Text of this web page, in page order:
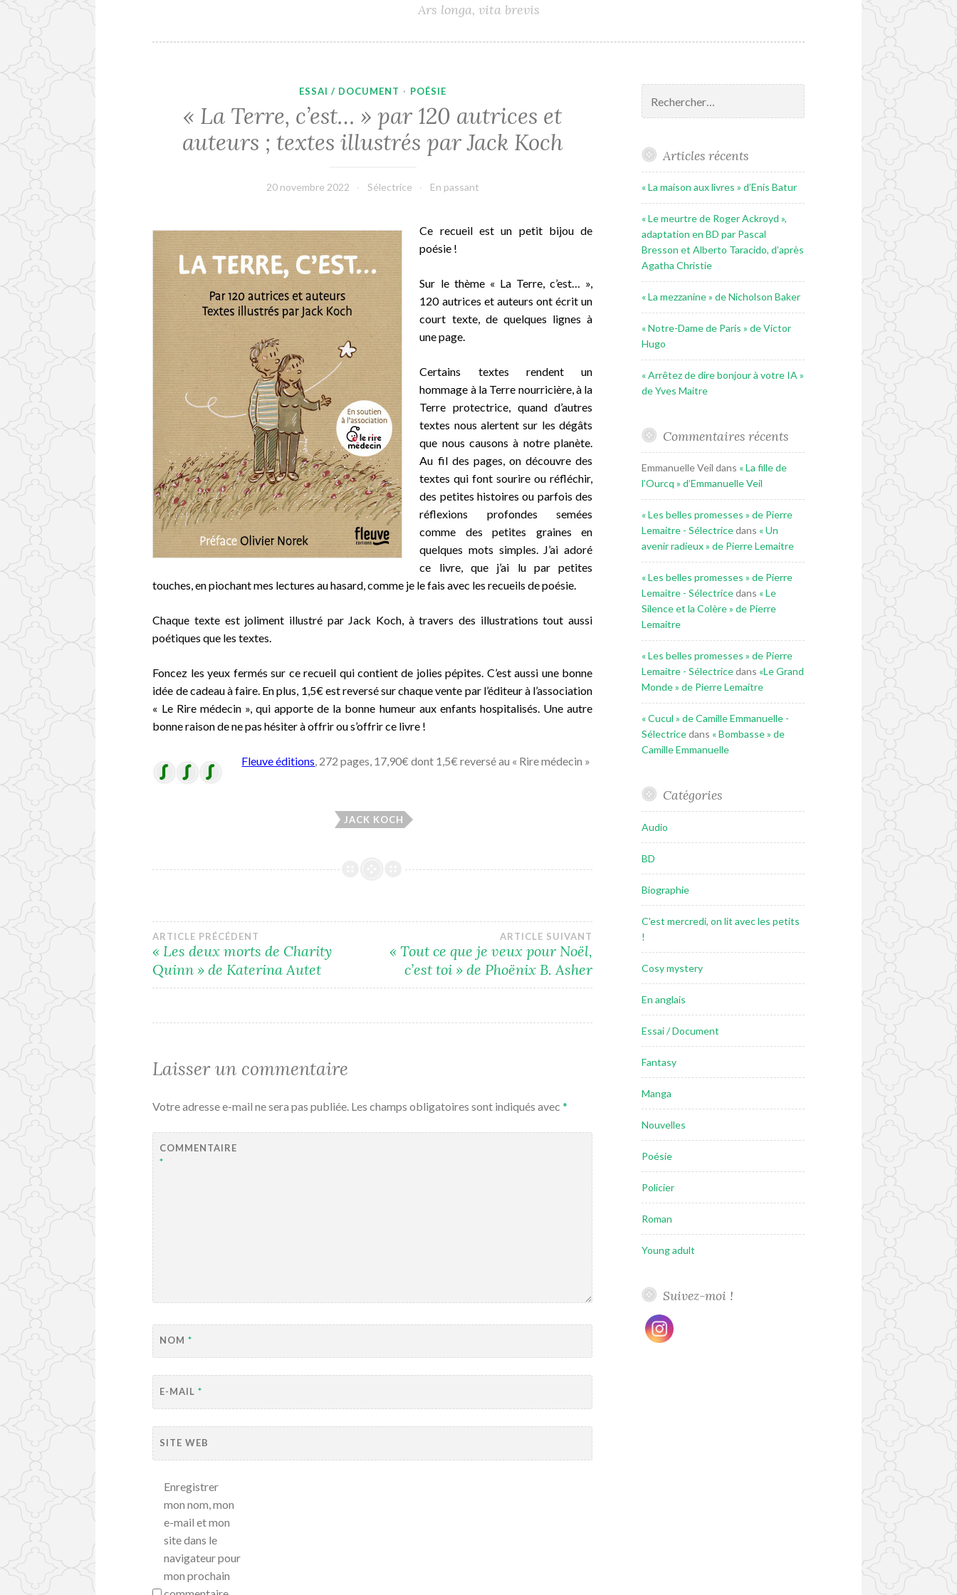
Ars longa, vita brevis
ESSAI / DOCUMENT · POÉSIE
« La Terre, c’est… » par 120 autrices et
auteurs ; textes illustrés par Jack Koch
20 novembre 2022 Sélectrice En passant
Ce recueil est un petit bijou de
poésie !
Sur le thème « La Terre, c’est… »,
120 autrices et auteurs ont écrit un
court texte, de quelques lignes à
une page.
Certains textes rendent un
hommage à la Terre nourricière, à la
Terre protectrice, quand d’autres
textes nous alertent sur les dégâts
que nous causons à notre planète.
Au fil des pages, on découvre des
textes qui font sourire ou réfléchir,
des petites histoires ou parfois des
réflexions profondes semées
comme des petites graines en
quelques mots simples. J’ai adoré
ce livre, que j’ai lu par petites
touches, en piochant mes lectures au hasard, comme je le fais avec les recueils de poésie.
Chaque texte est joliment illustré par Jack Koch, à travers des illustrations tout aussi
poétiques que les textes.
Foncez les yeux fermés sur ce recueil qui contient de jolies pépites. C’est aussi une bonne
idée de cadeau à faire. En plus, 1,5€ est reversé sur chaque vente par l’éditeur à l’association
« Le Rire médecin », qui apporte de la bonne humeur aux enfants hospitalisés. Une autre
bonne raison de ne pas hésiter à offrir ou s’offrir ce livre !
Fleuve éditions, 272 pages, 17,90€ dont 1,5€ reversé au « Rire médecin »
JACK KOCH
Navigation
de
ARTICLE PRÉCÉDENT
« Les deux morts de Charity
Quinn » de Katerina Autet
ARTICLE SUIVANT
« Tout ce que je veux pour Noël,
c’est toi » de Phoënix B. Asher
Laisser un commentaire
Votre adresse e-mail ne sera pas publiée. Les champs obligatoires sont indiqués avec*
COMMENTAIRE
*
NOM*
E-MAIL*
SITE WEB
Enregistrer
mon nom, mon
e-mail et mon
site dans le
navigateur pour
mon prochain
Articles récents
« La maison aux livres » d’Enis Batur
« Le meurtre de Roger Ackroyd »,
adaptation en BD par Pascal
Bresson et Alberto Taracido, d’après
Agatha Christie
« La mezzanine » de Nicholson Baker
« Notre-Dame de Paris » de Victor
Hugo
« Arrêtez de dire bonjour à votre IA »
de Yves Maitre
Commentaires récents
Emmanuelle Veil dans « La fille de
l’Ourcq » d’Emmanuelle Veil
« Les belles promesses » de Pierre
Lemaitre - Sélectricedans « Un
avenir radieux » de Pierre Lemaitre
« Les belles promesses » de Pierre
Lemaitre - Sélectricedans « Le
Silence et la Colère » de Pierre
Lemaitre
« Les belles promesses » de Pierre
Lemaitre - Sélectricedans «Le Grand
Monde » de Pierre Lemaitre
« Cucul » de Camille Emmanuelle -
Sélectricedans « Bombasse » de
Camille Emmanuelle
Catégories
Audio
BD
Biographie
C'est mercredi, on lit avec les petits
!
Cosy mystery
En anglais
Essai / Document
Fantasy
Manga
Nouvelles
Poésie
Policier
Roman
Young adult
Suivez-moi !